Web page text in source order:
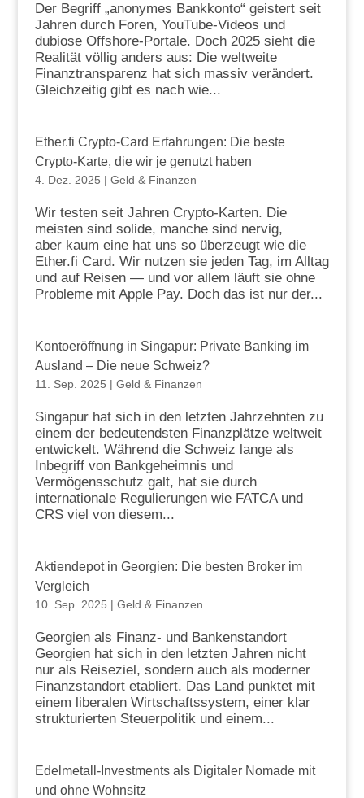
Der Begriff „anonymes Bankkonto“ geistert seit
Jahren durch Foren, YouTube-Videos und
dubiose Offshore-Portale. Doch 2025 sieht die
Realität völlig anders aus: Die weltweite
Finanztransparenz hat sich massiv verändert.
Gleichzeitig gibt es nach wie...
Ether.fi Crypto-Card Erfahrungen: Die beste
Crypto-Karte, die wir je genutzt haben
4. Dez. 2025 | Geld & Finanzen
Wir testen seit Jahren Crypto-Karten. Die
meisten sind solide, manche sind nervig,
aber kaum eine hat uns so überzeugt wie die
Ether.fi Card. Wir nutzen sie jeden Tag, im Alltag
und auf Reisen — und vor allem läuft sie ohne
Probleme mit Apple Pay. Doch das ist nur der...
Kontoeröffnung in Singapur: Private Banking im
Ausland – Die neue Schweiz?
11. Sep. 2025 | Geld & Finanzen
Singapur hat sich in den letzten Jahrzehnten zu
einem der bedeutendsten Finanzplätze weltweit
entwickelt. Während die Schweiz lange als
Inbegriff von Bankgeheimnis und
Vermögensschutz galt, hat sie durch
internationale Regulierungen wie FATCA und
CRS viel von diesem...
Aktiendepot in Georgien: Die besten Broker im
Vergleich
10. Sep. 2025 | Geld & Finanzen
Georgien als Finanz- und Bankenstandort
Georgien hat sich in den letzten Jahren nicht
nur als Reiseziel, sondern auch als moderner
Finanzstandort etabliert. Das Land punktet mit
einem liberalen Wirtschaftssystem, einer klar
strukturierten Steuerpolitik und einem...
Edelmetall-Investments als Digitaler Nomade mit
und ohne Wohnsitz